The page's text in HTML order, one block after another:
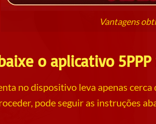
Vantagens
o aplicativo
no dispositivo leva apenas
pode seguir as instruções